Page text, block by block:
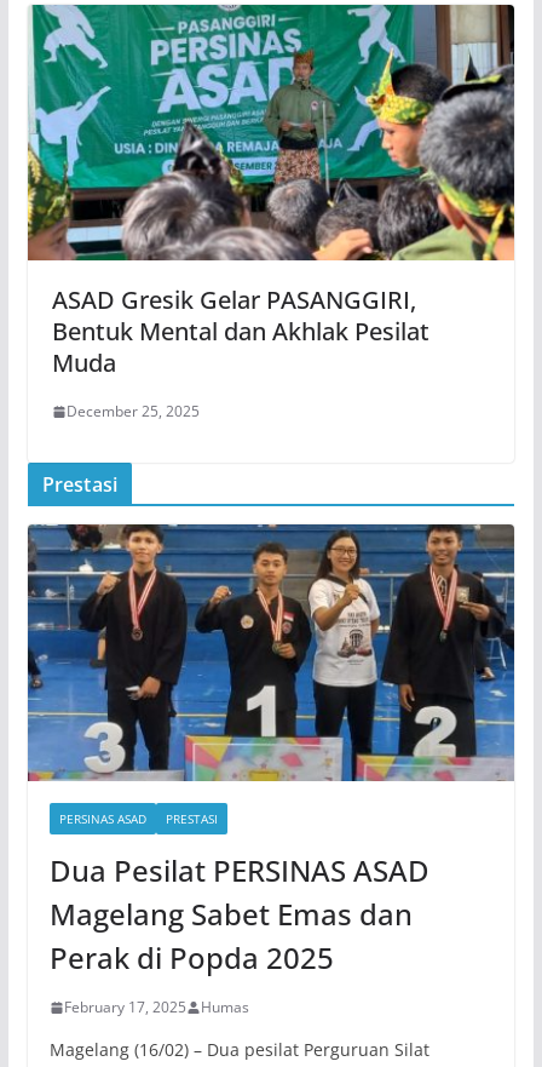
ASAD Gresik Gelar PASANGGIRI,
Bentuk Mental dan Akhlak Pesilat
Muda
December 25, 2025
Prestasi
PERSINAS ASAD PRESTASI
Dua Pesilat PERSINAS ASAD
Magelang Sabet Emas dan
Perak di Popda 2025
February 17, 2025 Humas
Magelang (16/02) – Dua pesilat Perguruan Silat